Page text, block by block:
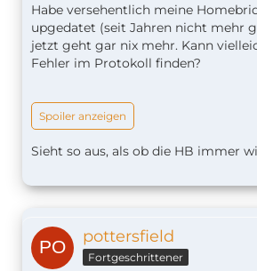
Habe versehentlich meine
upgedatet (seit Jahren nicht mehr
jetzt geht gar nix mehr. Kann
Fehler im Protokoll finden?
Spoiler anzeigen
Sieht so aus, als ob die HB immer
pottersfield
Fortgeschrittener